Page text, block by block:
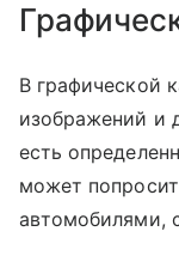
В графической
изображений и
есть
может
автомобилями,